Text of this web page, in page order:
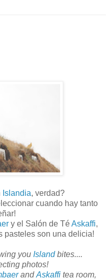
Islandia, verdad?
cuando hay tanto
y el Salón de TéAskaffi,
pasteles son una delicia!
you Islandbites....
photos!
andAskaffi tea room,